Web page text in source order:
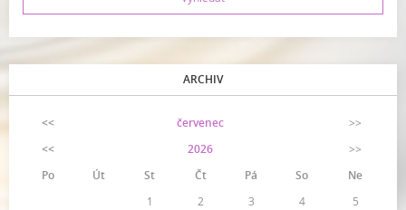
ARCHIV
<< červenec
>>
<<
2026
>>
Po
Út St Čt Pá So
Ne
1
2 3 4
5